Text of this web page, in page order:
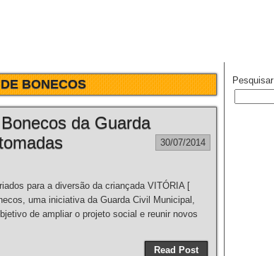
BONECOS
da Guarda
30/07/2014
para a diversão da criançada VITÓRIA [
uma iniciativa da Guarda Civil Municipal,
de ampliar o projeto social e reunir novos
Read Post
Pesquisar